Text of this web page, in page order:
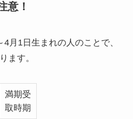
意！
月1日生まれの人のことで、
ます。
満期受
取時期